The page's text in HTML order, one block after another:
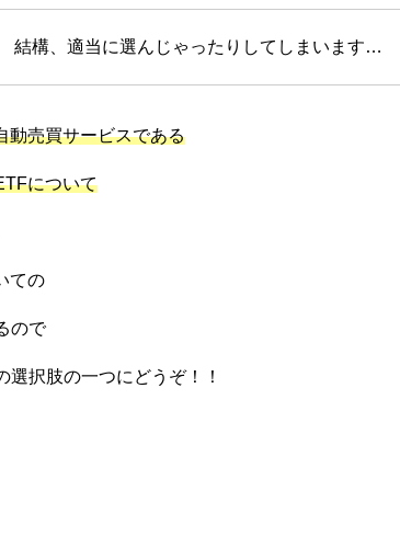
結構、適当に選んじゃったりしてしまいます…
動売買サービスである
について
ての
ので
選択肢の一つにどうぞ！！